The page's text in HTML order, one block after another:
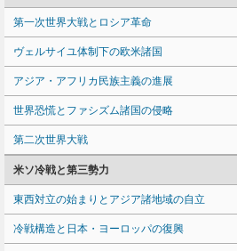
第一次世界大戦とロシア革命
ヴェルサイユ体制下の欧米諸国
アジア・アフリカ民族主義の進展
世界恐慌とファシズム諸国の侵略
第二次世界大戦
米ソ冷戦と第三勢力
東西対立の始まりとアジア諸地域の自立
冷戦構造と日本・ヨーロッパの復興